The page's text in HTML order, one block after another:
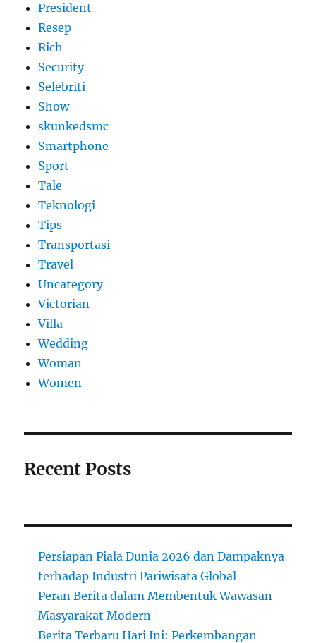
President
Resep
Rich
Security
Selebriti
Show
skunkedsmc
Smartphone
Sport
Tale
Teknologi
Tips
Transportasi
Travel
Uncategory
Victorian
Villa
Wedding
Woman
Women
Recent Posts
Persiapan Piala Dunia 2026 dan Dampaknya
terhadap Industri Pariwisata Global
Peran Berita dalam Membentuk Wawasan
Masyarakat Modern
Berita Terbaru Hari Ini: Perkembangan